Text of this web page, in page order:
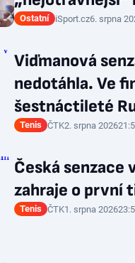
Ostatní iSport.cz6. srpna
Viďmanová
nedotáhla. Ve
šestnáctileté
Tenis ČTK2. srpna 2026
Česká senzace
zahraje o první
Tenis ČTK1. srpna 2026